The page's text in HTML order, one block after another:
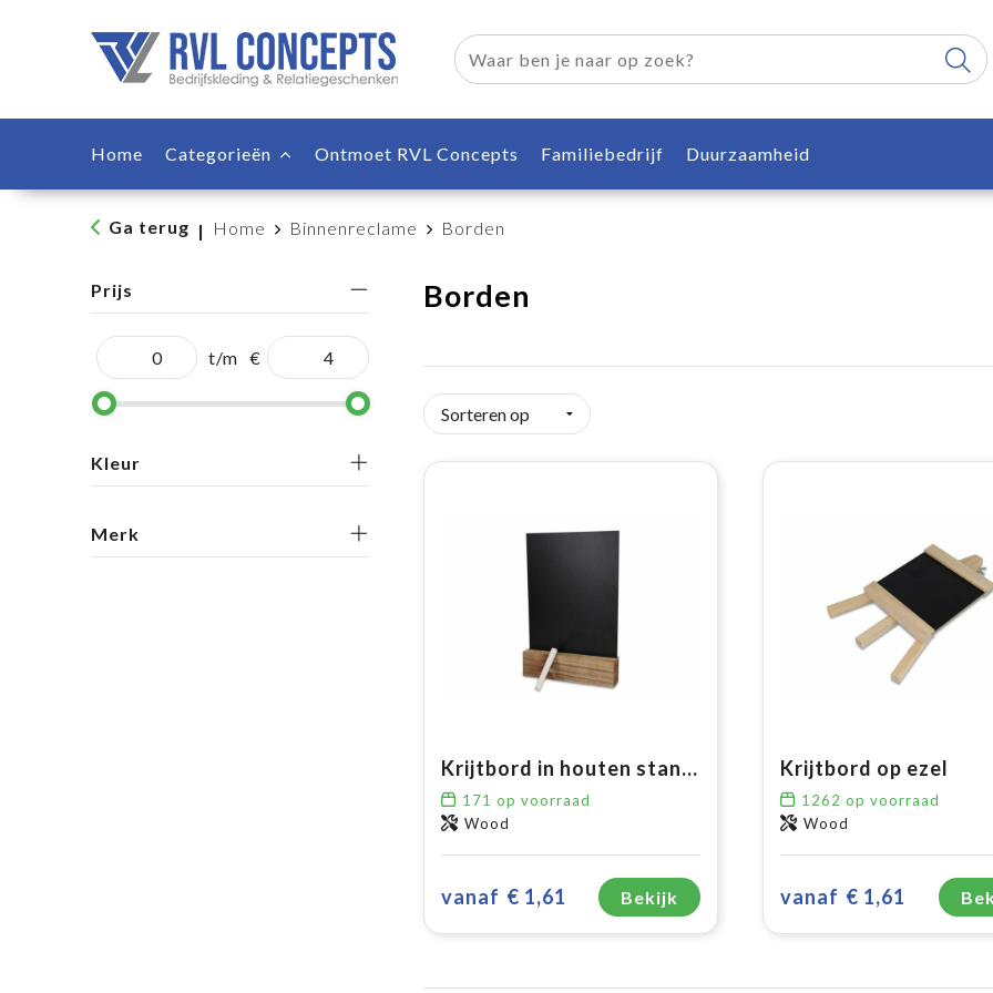
Home Categorieën Ontmoet RVL Concepts Familiebedrijf Duurzaamheid
Ga terug | Home Binnenreclame Borden
Prijs
t/m €
Kleur
Merk
Borden
Krijtbord in houten standaard
171 op voorraad
Wood
vanaf € 1,61 Bekijk
Krijtbord op ezel
1262 op voorraad
Wood
vanaf € 1,61